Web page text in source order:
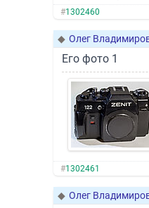
#1302460
◆ Олег
Его фото 1
#1302461
◆ Олег